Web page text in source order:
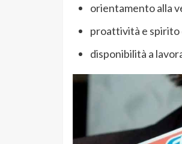
orientamento alla
proattività e spirito
disponibilità a